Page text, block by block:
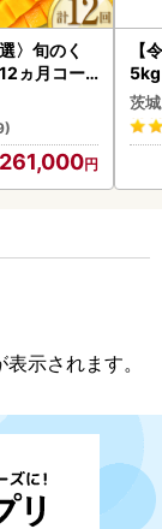
〉旬のく
ヵ月コー
261,000
【
5kg
g x
町
茨
示されます。